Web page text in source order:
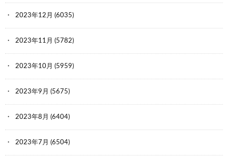
2023年12月 (6035)
2023年11月 (5782)
2023年10月 (5959)
2023年9月 (5675)
2023年8月 (6404)
2023年7月 (6504)